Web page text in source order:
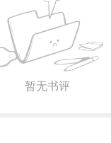
的规模
国的因果
暂无书评